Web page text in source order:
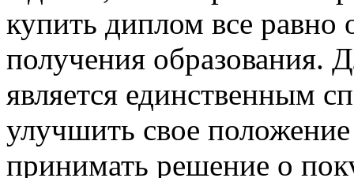
купить диплом все равно
получения образования.
является единственным
улучшить свое
принимать решение о